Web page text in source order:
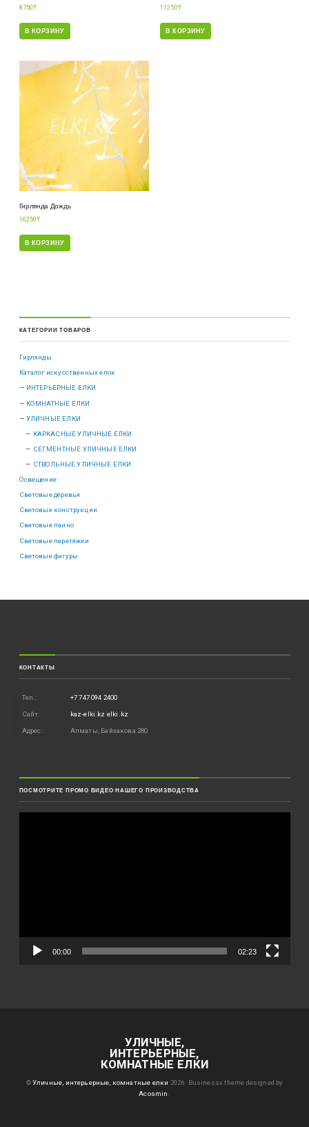
8750₸
В КОРЗИНУ
11250₸
В КОРЗИНУ
Гирлянда Дождь
16250₸
В КОРЗИНУ
КАТЕГОРИИ ТОВАРОВ
Гирлянды
Каталог искусственных елок
ИНТЕРЬЕРНЫЕ ЕЛКИ
КОМНАТНЫЕ ЕЛКИ
УЛИЧНЫЕ ЕЛКИ
КАРКАСНЫЕ УЛИЧНЫЕ ЕЛКИ
СЕГМЕНТНЫЕ УЛИЧНЫЕ ЕЛКИ
СТВОЛЬНЫЕ УЛИЧНЫЕ ЕЛКИ
Освещение
Световые деревья
Световые конструкции
Световые панно
Световые перетяжки
Световые фигуры
КОНТАКТЫ
Тел.: +7 747 094 2400
Сайт: kaz-elki.kz elki.kz
Адрес: Алматы, Байзакова 280
ПОСМОТРИТЕ ПРОМО ВИДЕО НАШЕГО ПРОИЗВОДСТВА
00:00 02:23
УЛИЧНЫЕ,
ИНТЕРЬЕРНЫЕ,
КОМНАТНЫЕ ЕЛКИ
©Уличные, интерьерные, комнатные елки 2026. Businessx theme designed by
Acosmin.